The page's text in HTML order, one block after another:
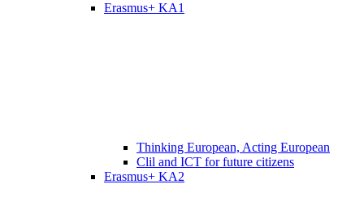
Erasmus+ KA1
Thinking European, Acting European
Clil and ICT for future citizens
Erasmus+ KA2